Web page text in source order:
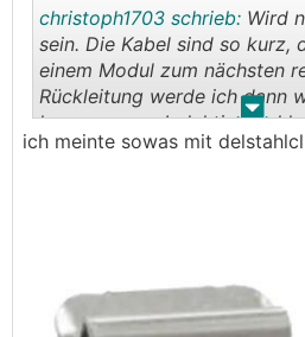
. .
christoph1703 schrieb: Wird
sein. Die Kabel sind so kurz,
einem Modul zum nächsten
Rückleitung werde ich dann
legen, wegen
hängend werden sie mir
ich meinte sowas mit